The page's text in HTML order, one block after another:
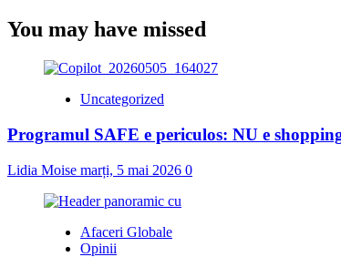
You may have missed
Uncategorized
Programul SAFE e periculos: NU e
Lidia Moise marți, 5 mai 2026 0
Afaceri Globale
Opinii